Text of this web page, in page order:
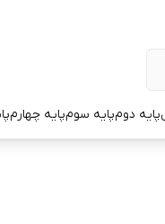
پایه دومپایه سومپایه چهارم